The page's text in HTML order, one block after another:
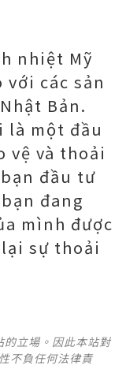
nhiệt Mỹ
với các sản
Bản.
là một đầu
vệ và thoải
đầu tư
đang
mình được
sự thoải
立場。因此本站對
不負任何法律責